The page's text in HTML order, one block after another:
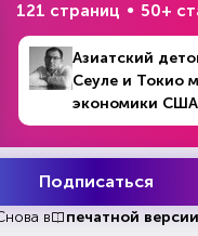
столько лет, я
на этой сцене и
— поделился эмоциями
121 страниц 50+
Азиатский
Сеуле и Токио
экономики
Подписаться
в печатной версии